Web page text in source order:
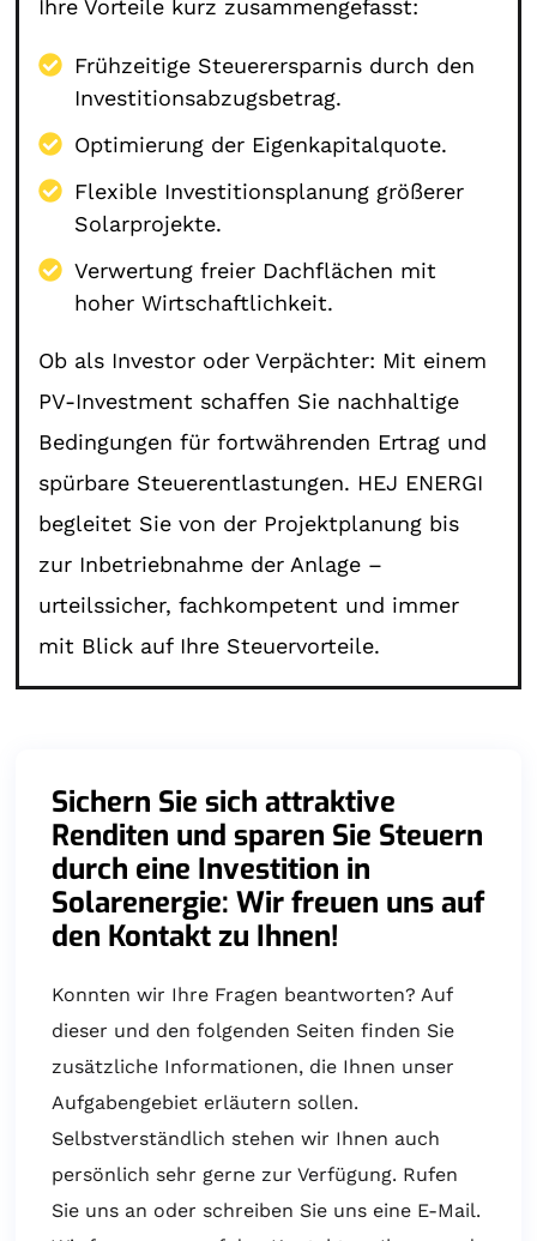
Ihre Vorteile kurz zusammengefasst:
Frühzeitige Steuerersparnis durch den
Investitionsabzugsbetrag.
Optimierung der Eigenkapitalquote.
Flexible Investitionsplanung größerer
Solarprojekte.
Verwertung freier Dachflächen mit
hoher Wirtschaftlichkeit.
Ob als Investor oder Verpächter: Mit einem
PV-Investment schaffen Sie nachhaltige
Bedingungen für fortwährenden Ertrag und
spürbare Steuerentlastungen. HEJ ENERGI
begleitet Sie von der Projektplanung bis
zur Inbetriebnahme der Anlage –
urteilssicher, fachkompetent und immer
mit Blick auf Ihre Steuervorteile.
Sichern Sie sich attraktive
Renditen und sparen Sie Steuern
durch eine Investition in
Solarenergie: Wir freuen uns auf
den Kontakt zu Ihnen!
Konnten wir Ihre Fragen beantworten? Auf
dieser und den folgenden Seiten finden Sie
zusätzliche Informationen, die Ihnen unser
Aufgabengebiet erläutern sollen.
Selbstverständlich stehen wir Ihnen auch
persönlich sehr gerne zur Verfügung. Rufen
Sie uns an oder schreiben Sie uns eine E-Mail.